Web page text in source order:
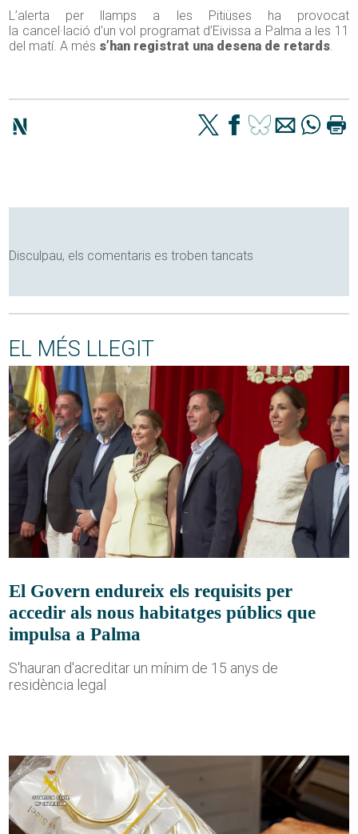
L’alerta per llamps a les Pitiüses ha provocat
la cancel·lació d’un vol programat d’Eivissa a Palma a les 11
del matí. A més s’han registrat una desena de retards.
Disculpau, els comentaris es troben tancats
EL MÉS LLEGIT
El Govern endureix els requisits per
accedir als nous habitatges públics que
impulsa a Palma
S'hauran d'acreditar un mínim de 15 anys de
residència legal